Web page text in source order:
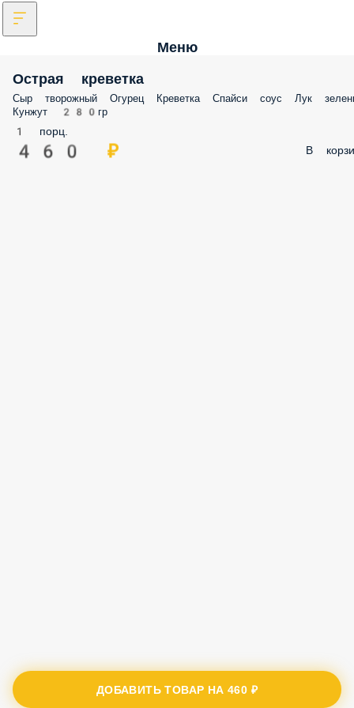
Меню
Острая креветка
Сыр творожный Огурец Креветка Спайси соус Лук
Кунжут 280гр
1 порц.
460 ₽ В
ДОБАВИТЬ ТОВАР НА460 ₽